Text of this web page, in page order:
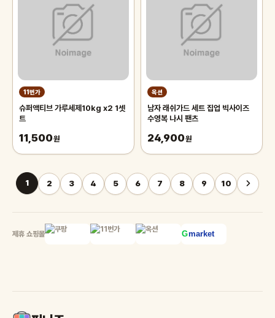
11번가
슈퍼액티브 가루세제10kg x2 1셋
트
11,500원
옥션
남자 래쉬가드 세트 집업 빅사이즈
수영복 나시 팬츠
24,900원
1 2 3 4 5 6 7 8 9 10
제휴 쇼핑몰